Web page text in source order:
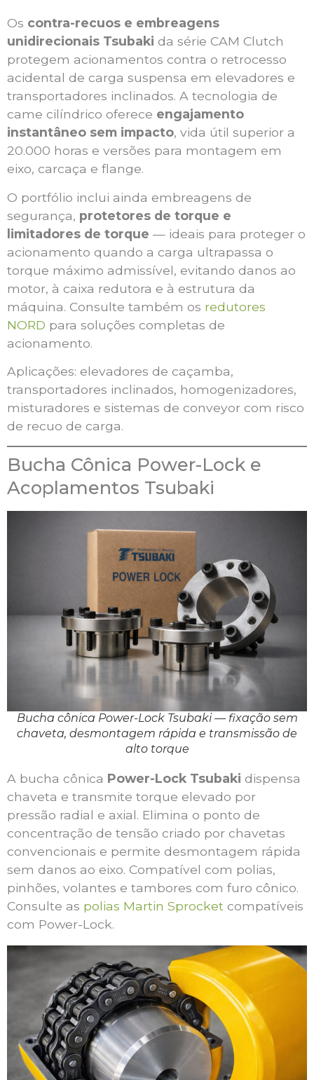
Os contra-recuos e embreagens
unidirecionais Tsubaki da série CAM Clutch
protegem acionamentos contra o retrocesso
acidental de carga suspensa em elevadores e
transportadores inclinados. A tecnologia de
came cilíndrico oferece engajamento
instantâneo sem impacto, vida útil superior a
20.000 horas e versões para montagem em
eixo, carcaça e flange.
O portfólio inclui ainda embreagens de
segurança, protetores de torque e
limitadores de torque — ideais para proteger o
acionamento quando a carga ultrapassa o
torque máximo admissível, evitando danos ao
motor, à caixa redutora e à estrutura da
máquina. Consulte também os redutores
NORD para soluções completas de
acionamento.
Aplicações: elevadores de caçamba,
transportadores inclinados, homogenizadores,
misturadores e sistemas de conveyor com risco
de recuo de carga.
Bucha Cônica Power-Lock e
Acoplamentos Tsubaki
Bucha cônica Power-Lock Tsubaki — fixação sem
chaveta, desmontagem rápida e transmissão de
alto torque
A bucha cônica Power-Lock Tsubaki dispensa
chaveta e transmite torque elevado por
pressão radial e axial. Elimina o ponto de
concentração de tensão criado por chavetas
convencionais e permite desmontagem rápida
sem danos ao eixo. Compatível com polias,
pinhões, volantes e tambores com furo cônico.
Consulte as polias Martin Sprocket compatíveis
com Power-Lock.